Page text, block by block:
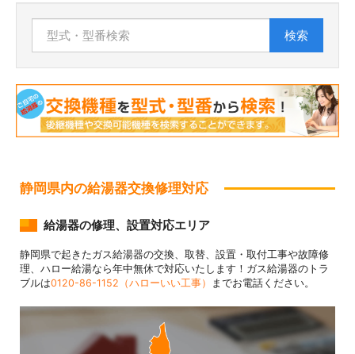
検索
静岡県内の給湯器交換修理対応
給湯器の修理、設置対応エリア
静岡県で起きたガス給湯器の交換、取替、設置・取付工事や故障修
理、ハロー給湯なら年中無休で対応いたします！ガス給湯器のトラ
ブルは0120-86-1152（ハローいい工事） までお電話ください。